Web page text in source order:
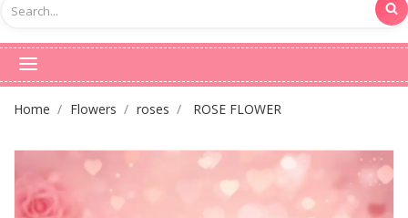
Home Flowers roses ROSE FLOWER